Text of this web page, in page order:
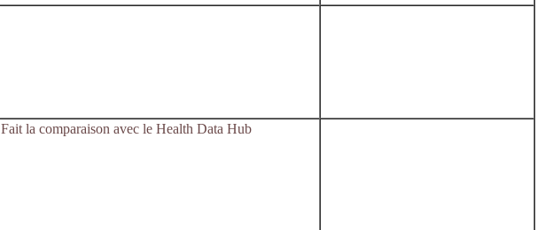
Fait la comparaison avec le Health Data Hub